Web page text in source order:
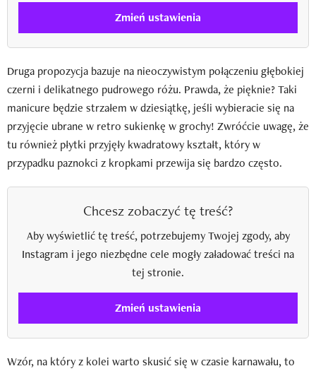
Zmień ustawienia
Druga propozycja bazuje na nieoczywistym połączeniu głębokiej
czerni i delikatnego pudrowego różu. Prawda, że pięknie? Taki
manicure będzie strzałem w dziesiątkę, jeśli wybieracie się na
przyjęcie ubrane w retro sukienkę w grochy! Zwróćcie uwagę, że
tu również płytki przyjęły kwadratowy kształt, który w
przypadku paznokci z kropkami przewija się bardzo często.
Chcesz zobaczyć tę treść?
Aby wyświetlić tę treść, potrzebujemy Twojej zgody, aby
Instagram i jego niezbędne cele mogły załadować treści na
tej stronie.
Zmień ustawienia
Wzór, na który z kolei warto skusić się w czasie karnawału, to